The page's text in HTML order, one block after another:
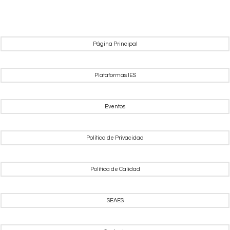
Página Principal
Plataformas IES
Eventos
Política de Privacidad
Política de Calidad
SEAES